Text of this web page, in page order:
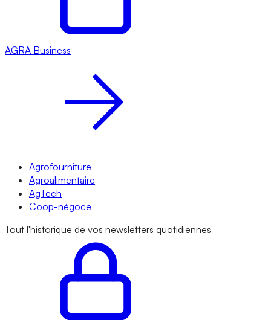
AGRA Business
Agrofourniture
Agroalimentaire
AgTech
Coop-négoce
Tout l'historique de vos newsletters quotidiennes